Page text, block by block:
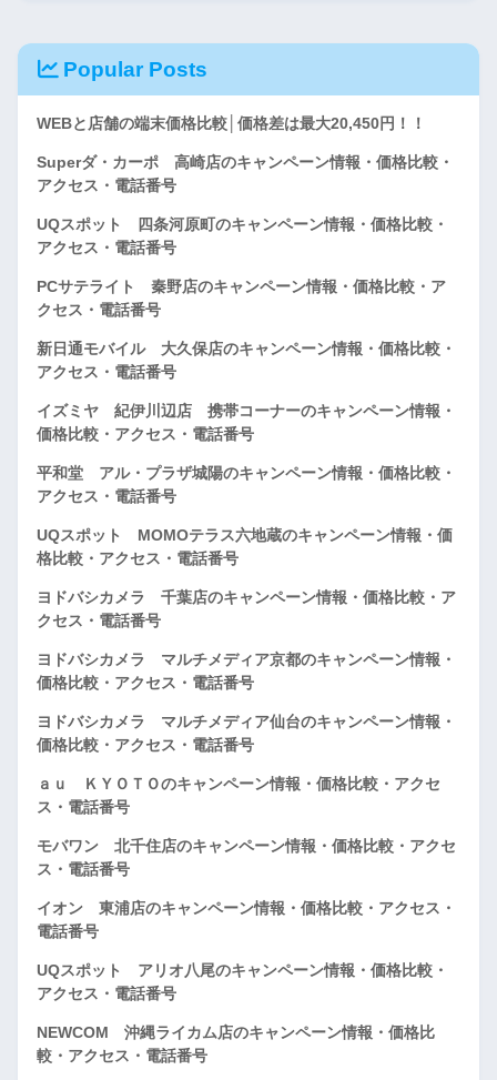
Popular Posts
WEBと店舗の端末価格比較│価格差は最大20,450円！！
Superダ・カーポ 高崎店のキャンペーン情報・価格比較・
アクセス・電話番号
UQスポット 四条河原町のキャンペーン情報・価格比較・
アクセス・電話番号
PCサテライト 秦野店のキャンペーン情報・価格比較・ア
クセス・電話番号
新日通モバイル 大久保店のキャンペーン情報・価格比較・
アクセス・電話番号
イズミヤ 紀伊川辺店 携帯コーナーのキャンペーン情報・
価格比較・アクセス・電話番号
平和堂 アル・プラザ城陽のキャンペーン情報・価格比較・
アクセス・電話番号
UQスポット MOMOテラス六地蔵のキャンペーン情報・価
格比較・アクセス・電話番号
ヨドバシカメラ 千葉店のキャンペーン情報・価格比較・ア
クセス・電話番号
ヨドバシカメラ マルチメディア京都のキャンペーン情報・
価格比較・アクセス・電話番号
ヨドバシカメラ マルチメディア仙台のキャンペーン情報・
価格比較・アクセス・電話番号
ａｕ ＫＹＯＴＯのキャンペーン情報・価格比較・アクセ
ス・電話番号
モバワン 北千住店のキャンペーン情報・価格比較・アクセ
ス・電話番号
イオン 東浦店のキャンペーン情報・価格比較・アクセス・
電話番号
UQスポット アリオ八尾のキャンペーン情報・価格比較・
アクセス・電話番号
NEWCOM 沖縄ライカム店のキャンペーン情報・価格比
較・アクセス・電話番号